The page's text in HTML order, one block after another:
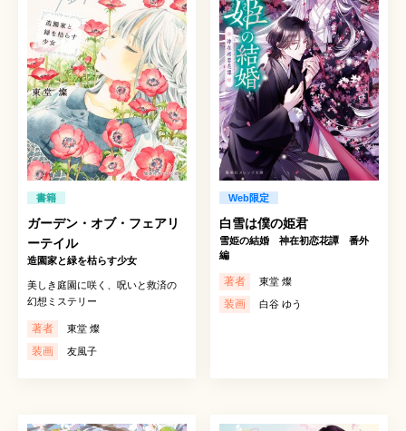
書籍
ガーデン・オブ・フェアリ
ーテイル
造園家と緑を枯らす少女
美しき庭園に咲く、呪いと救済の
幻想ミステリー
著者 東堂 燦
装画 友風子
Web限定
白雪は僕の姫君
雪姫の結婚 神在初恋花譚 番外
編
著者 東堂 燦
装画 白谷 ゆう